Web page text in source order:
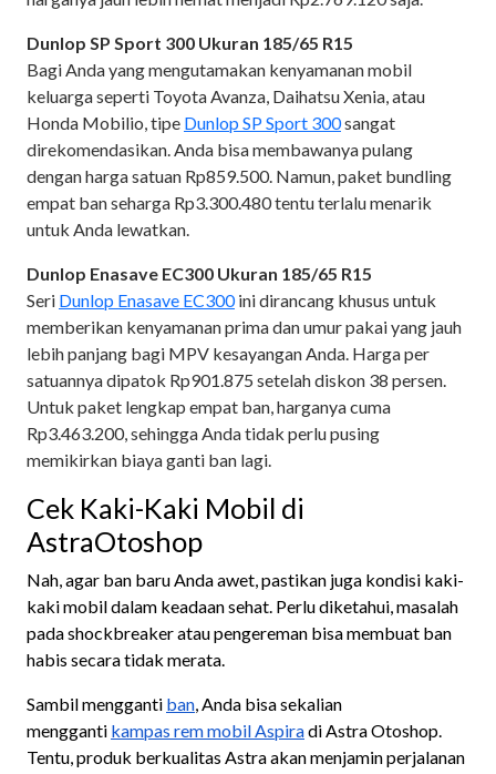
Dunlop SP Sport 300 Ukuran 185/65 R15
Bagi Anda yang mengutamakan kenyamanan mobil
keluarga seperti Toyota Avanza, Daihatsu Xenia, atau
Honda Mobilio, tipe Dunlop SP Sport 300sangat
direkomendasikan. Anda bisa membawanya pulang
dengan harga satuan Rp859.500. Namun, paket bundling
empat ban seharga Rp3.300.480 tentu terlalu menarik
untuk Anda lewatkan.
Dunlop Enasave EC300 Ukuran 185/65 R15
Seri Dunlop Enasave EC300ini dirancang khusus untuk
memberikan kenyamanan prima dan umur pakai yang jauh
lebih panjang bagi MPV kesayangan Anda. Harga per
satuannya dipatok Rp901.875 setelah diskon 38 persen.
Untuk paket lengkap empat ban, harganya cuma
Rp3.463.200, sehingga Anda tidak perlu pusing
memikirkan biaya ganti ban lagi.
Cek Kaki-Kaki Mobil di
AstraOtoshop
Nah, agar ban baru Anda awet, pastikan juga kondisi kaki-
kaki mobil dalam keadaan sehat. Perlu diketahui, masalah
pada shockbreaker atau pengereman bisa membuat ban
habis secara tidak merata.
Sambil mengganti ban, Anda bisa sekalian
mengganti kampas rem mobil Aspiradi Astra Otoshop.
Tentu, produk berkualitas Astra akan menjamin perjalanan